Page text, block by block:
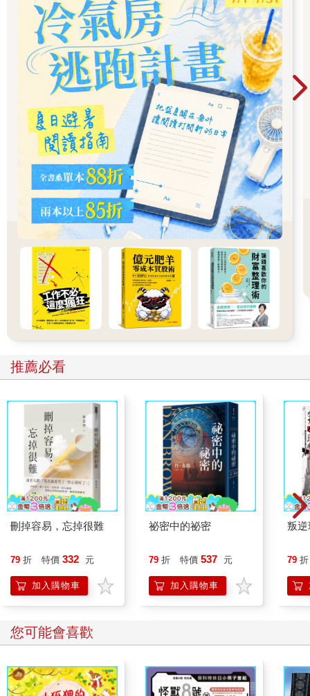
推薦必看
刪掉容易，忘掉很難
79 折 特價 332 元
加入購物車
祕密中的祕密
79 折 特價 537 元
加入購物車
叛逆
79 折
您可能會喜歡